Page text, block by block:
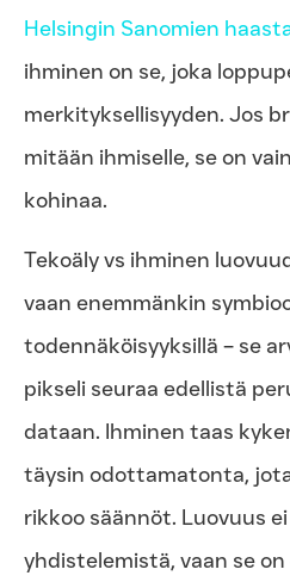
Helsingin Sanomien
ihminen on se, joka
merkityksellisyyden. Jos
mitään ihmiselle, se on
kohinaa.
Tekoäly vs ihminen
vaan enemmänkin
todennäköisyyksillä – se
pikseli seuraa edellistä
dataan. Ihminen taas
täysin odottamatonta,
rikkoo säännöt. Luovuus
yhdistelemistä, vaan se